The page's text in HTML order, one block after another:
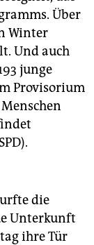
Über
Winter
Und auch
junge
Provisorium
die
Unterkunft
ihre Tür